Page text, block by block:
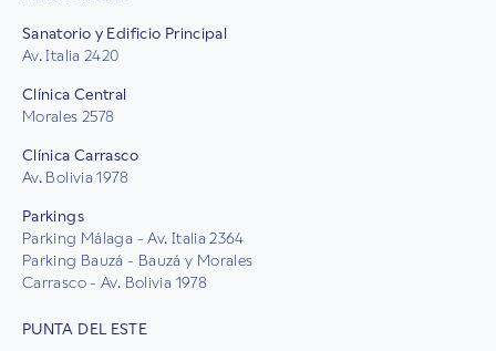
Sanatorio y Edificio Principal
Av. Italia 2420
Clínica Central
Morales 2578
Clínica Carrasco
Av. Bolivia 1978
Parkings
Parking Málaga - Av. Italia 2364
Parking Bauzá - Bauzá y Morales
Carrasco - Av. Bolivia 1978
PUNTA DEL ESTE